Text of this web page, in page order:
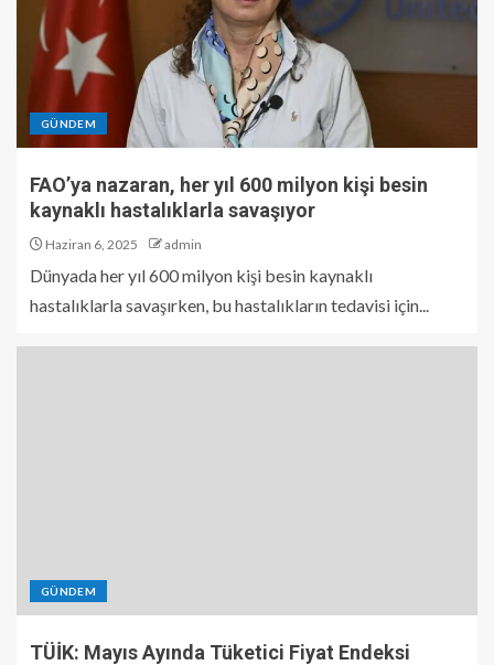
GÜNDEM
FAO’ya nazaran, her yıl 600 milyon kişi besin
kaynaklı hastalıklarla savaşıyor
Haziran 6, 2025 admin
Dünyada her yıl 600 milyon kişi besin kaynaklı
hastalıklarla savaşırken, bu hastalıkların tedavisi için...
GÜNDEM
TÜİK: Mayıs Ayında Tüketici Fiyat Endeksi